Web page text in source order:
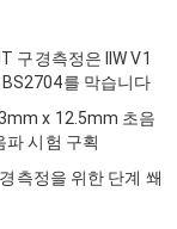
구경측정은 IIW V1
를 막습니다
x 12.5mm 초음
시험 구획
측정을 위한 단계 쐐